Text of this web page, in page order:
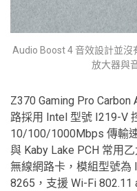
Audio Boost 4 音效設計並
放大器與
Z370 Gaming Pro
路採用 Intel 型號 I219-V
10/100/1000Mbps 傳輸
與 Kaby Lake PCH 常用
無線網路卡，模組型號為
8265，支援 Wi-Fi